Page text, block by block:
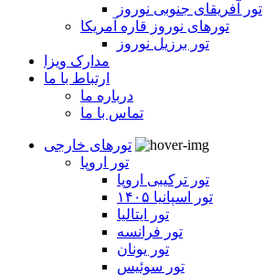
تور آفریقای جنوبی نوروز
تورهای نوروز قاره آمریکا
تور برزیل نوروز
مدارک ویزا
ارتباط با ما
درباره ما
تماس با ما
تورهای خارجی
تور اروپا
تور ترکیبی اروپا
تور اسپانیا ۱۴۰۵
تور ایتالیا
تور فرانسه
تور یونان
تور سوئیس